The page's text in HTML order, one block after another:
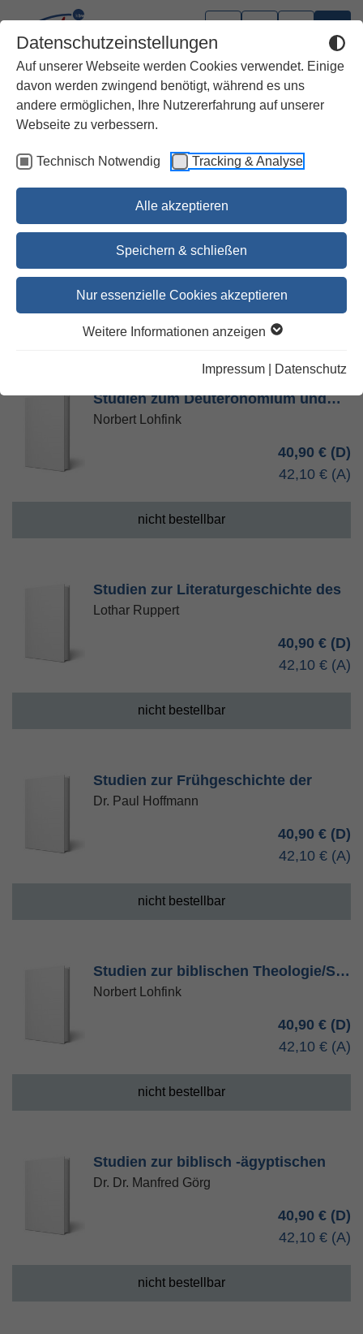
Datenschutzeinstellungen
Auf unserer Webseite werden Cookies verwendet. Einige
davon werden zwingend benötigt, während es uns
andere ermöglichen, Ihre Nutzererfahrung auf unserer
Webseite zu verbessern.
Technisch Notwendig Tracking & Analyse
Alle akzeptieren
Speichern & schließen
Nur essenzielle Cookies akzeptieren
Weitere Informationen anzeigen
Impressum Datenschutz
Stuttgarter Biblische
Aufsatzbände (SBAB)
Studien zur Theologie der
Dr. Gerhard Dautzenberg
nicht bestellbar
Studien zum Deuteronomium und…
Norbert Lohfink
40,90 €
42,10 €
nicht bestellbar
Studien zur Literaturgeschichte des
Lothar Ruppert
40,90 €
42,10 €
nicht bestellbar
Studien zur Frühgeschichte der
Dr. Paul Hoffmann
40,90 €
42,10 €
nicht bestellbar
Studien zur biblischen Theologie/S…
Norbert Lohfink
40,90 €
42,10 €
nicht bestellbar
Studien zur biblisch -ägyptischen
Dr. Dr. Manfred Görg
40,90 €
42,10 €
nicht bestellbar